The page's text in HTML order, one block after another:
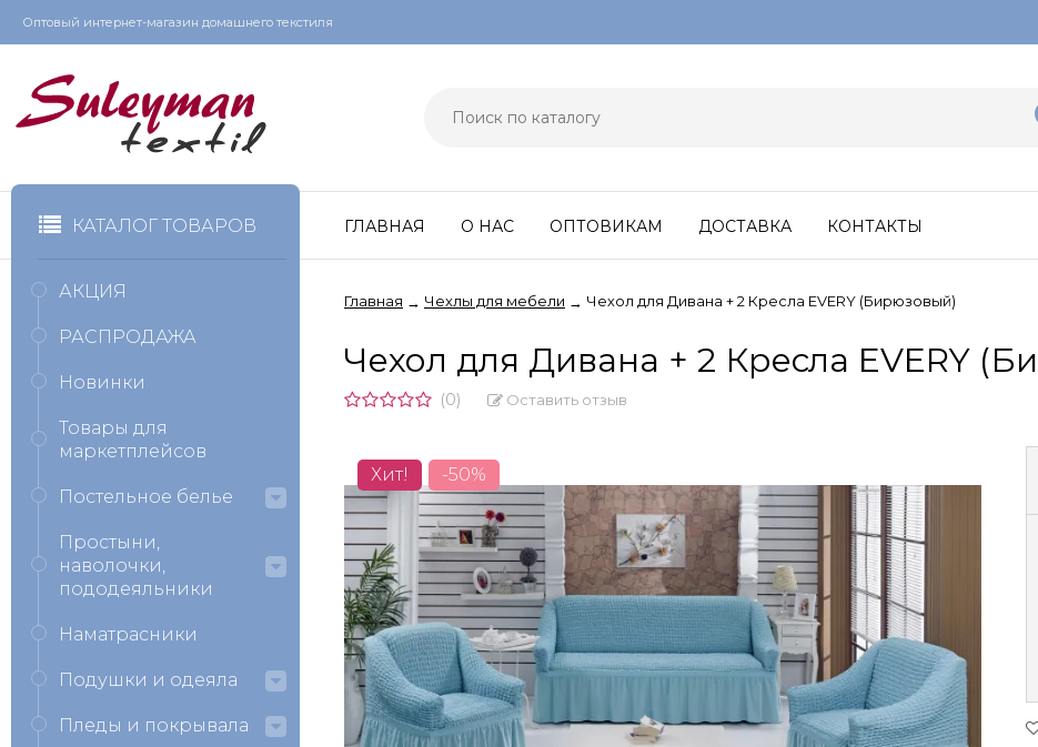
Оптовый интернет-магазин домашнего текстиля
КАТАЛОГ ТОВАРОВ ГЛАВНАЯ О НАС ОПТОВИКАМ ДОСТАВКА КОНТАКТЫ
Главная → Чехлы для мебели → Чехол для Дивана + 2 Кресла EVERY (Бирюзовый)
Чехол для Дивана + 2 Кресла EVERY
(0) Оставить отзыв
Хит! -50%
АКЦИЯ
РАСПРОДАЖА
Новинки
Товары для
маркетплейсов
Постельное белье
Простыни,
наволочки,
пододеяльники
Наматрасники
Подушки и одеяла
Пледы и покрывала